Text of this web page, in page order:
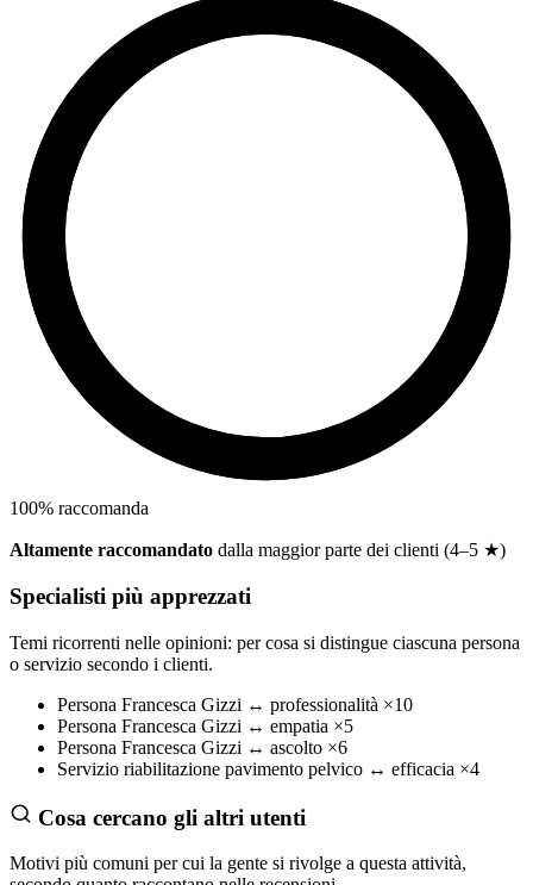
100% raccomanda
Altamente raccomandato dalla maggior parte dei clienti (4–5 ★)
Specialisti più apprezzati
Temi ricorrenti nelle opinioni: per cosa si distingue ciascuna persona
o servizio secondo i clienti.
Persona Francesca Gizzi ↔ professionalità ×10
Persona Francesca Gizzi ↔ empatia ×5
Persona Francesca Gizzi ↔ ascolto ×6
Servizio riabilitazione pavimento pelvico ↔ efficacia ×4
Cosa cercano gli altri utenti
Motivi più comuni per cui la gente si rivolge a questa attività,